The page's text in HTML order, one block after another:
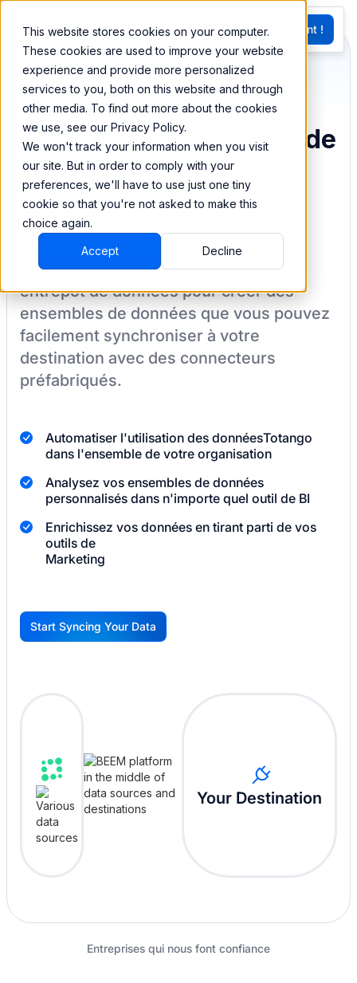
This website stores cookies on your computer.
These cookies are used to improve your website
experience and provide more personalized
services to you, both on this website and through
other media. To find out more about the cookies
we use, see our Privacy Policy.
We won't track your information when you visit
our site. But in order to comply with your
preferences, we'll have to use just one tiny
cookie so that you're not asked to make this
choice again.
Accept Decline
EN
G
Essayez Maintenant !
Synchronisez et
combinez les données de
Totango
BEEM vous permet de charger vos
données à partir deTotangodans un
entrepôt de données pour créer des
ensembles de données que vous pouvez
facilement synchroniser à votre
destination avec des connecteurs
préfabriqués.
Automatiser l'utilisation des donnéesTotango
dans l'ensemble de votre organisation
Analysez vos ensembles de données
personnalisés dans n'importe quel outil de BI
Enrichissez vos données en tirant parti de vos
outils de
Marketing
G
Start Syncing Your Data
Your Destination
Entreprises qui nous font confiance